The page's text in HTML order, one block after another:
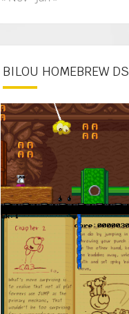
BILOU HOMEBREW DS